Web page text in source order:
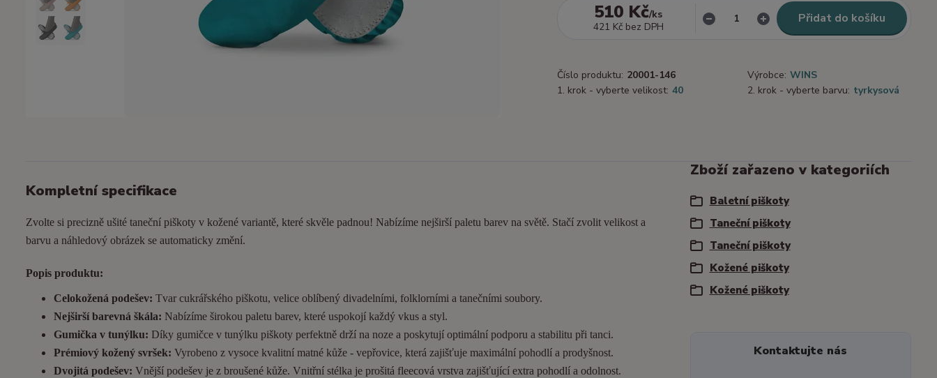
510 Kč/ks
421 Kč bez DPH
Přidat do košíku
Číslo produktu: 20001-146 Výrobce: WINS
1. krok - vyberte velikost: 40 2. krok - vyberte barvu: tyrkysová
Kompletní specifikace
Zvolte si precizně ušité taneční piškoty v kožené variantě, které skvěle padnou! Nabízíme nejširší paletu barev na světě. Stačí zvolit velikost a
barvu a náhledový obrázek se automaticky změní.
Popis produktu:
Celokožená podešev: Tvar cukrářského piškotu, velice oblíbený divadelními, folklorními a tanečními soubory.
Nejširší barevná škála: Nabízíme širokou paletu barev, které uspokojí každý vkus a styl.
Gumička v tunýlku: Díky gumičce v tunýlku piškoty perfektně drží na noze a poskytují optimální podporu a stabilitu při tanci.
Prémiový kožený svršek: Vyrobeno z vysoce kvalitní matné kůže - vepřovice, která zajišťuje maximální pohodlí a prodyšnost.
Dvojitá podešev: Vnější podešev je z broušené kůže. Vnitřní stélka je prošitá fleecová vrstva zajišťující extra pohodlí a odolnost.
Zboží zařazeno v kategoriích
Baletní piškoty
Taneční piškoty
Taneční piškoty
Kožené piškoty
Kožené piškoty
Kontaktujte nás